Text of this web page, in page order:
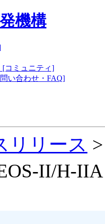
機構
[コミュニティ]
い合わせ・FAQ]
リリース
II/H-